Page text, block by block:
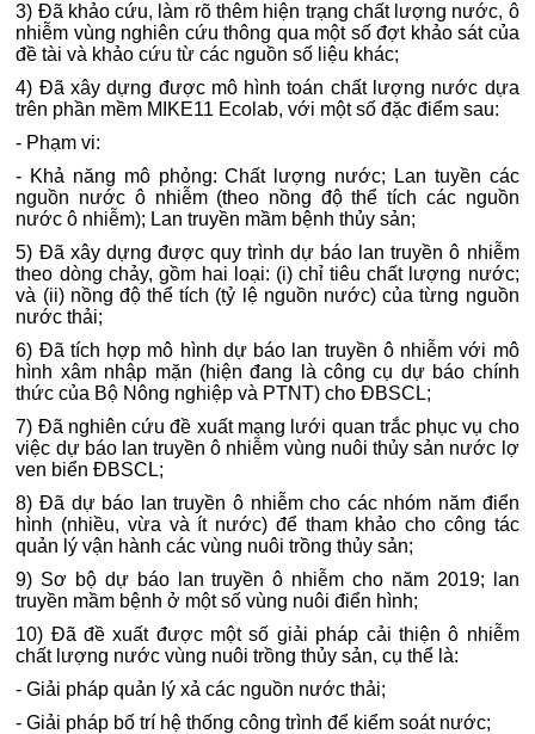
3) Đã khảo cứu, làm rõ thêm hiện trạng chất lượng nước, ô
nhiễm vùng nghiên cứu thông qua một số đợt khảo sát của
đề tài và khảo cứu từ các nguồn số liệu khác;
4) Đã xây dựng được mô hình toán chất lượng nước dựa
trên phần mềm MIKE11 Ecolab, với một số đặc điểm sau:
- Phạm vi:
- Khả năng mô phỏng: Chất lượng nước; Lan tuyền các
nguồn nước ô nhiễm (theo nồng độ thể tích các nguồn
nước ô nhiễm); Lan truyền mầm bệnh thủy sản;
5) Đã xây dựng được quy trình dự báo lan truyền ô nhiễm
theo dòng chảy, gồm hai loại: (i) chỉ tiêu chất lượng nước;
và (ii) nồng độ thể tích (tỷ lệ nguồn nước) của từng nguồn
nước thải;
6) Đã tích hợp mô hình dự báo lan truyền ô nhiễm với mô
hình xâm nhập mặn (hiện đang là công cụ dự báo chính
thức của Bộ Nông nghiệp và PTNT) cho ĐBSCL;
7) Đã nghiên cứu đề xuất mạng lưới quan trắc phục vụ cho
việc dự báo lan truyền ô nhiễm vùng nuôi thủy sản nước lợ
ven biển ĐBSCL;
8) Đã dự báo lan truyền ô nhiễm cho các nhóm năm điển
hình (nhiều, vừa và ít nước) để tham khảo cho công tác
quản lý vận hành các vùng nuôi trồng thủy sản;
9) Sơ bộ dự báo lan truyền ô nhiễm cho năm 2019; lan
truyền mầm bệnh ở một số vùng nuôi điển hình;
10) Đã đề xuất được một số giải pháp cải thiện ô nhiễm
chất lượng nước vùng nuôi trồng thủy sản, cụ thể là:
- Giải pháp quản lý xả các nguồn nước thải;
- Giải pháp bố trí hệ thống công trình để kiểm soát nước;